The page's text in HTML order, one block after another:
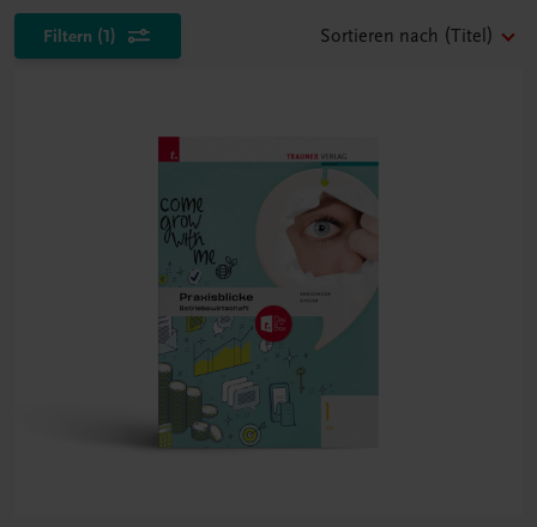
Filtern (1) Sortieren nach (Titel)